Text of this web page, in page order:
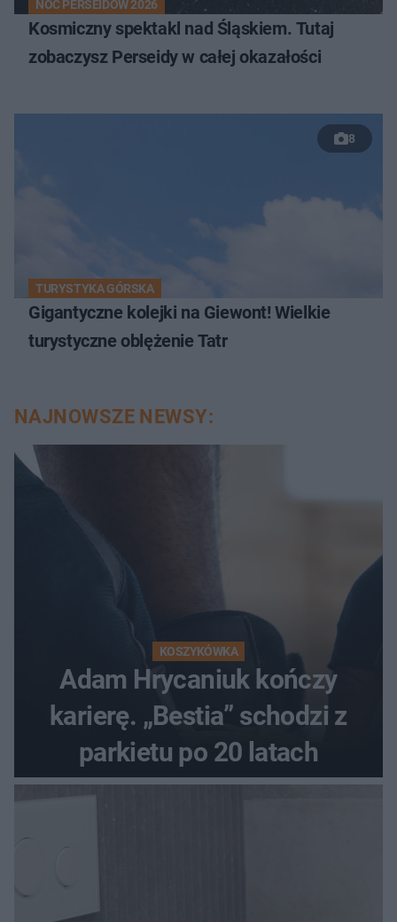
NOC PERSEIDÓW 2026
Kosmiczny spektakl nad Śląskiem. Tutaj
zobaczysz Perseidy w całej okazałości
8
TURYSTYKA GÓRSKA
Gigantyczne kolejki na Giewont! Wielkie
turystyczne oblężenie Tatr
NAJNOWSZE NEWSY:
KOSZYKÓWKA
Adam Hrycaniuk kończy
karierę. „Bestia” schodzi z
parkietu po 20 latach